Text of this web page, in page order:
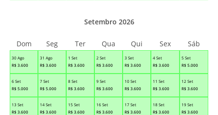
30 Ago
R$ 3.600
31 Ago
R$ 3.600
1 Set
R$ 3.600
2 Set
R$ 3.600
3 Set
R$ 3.600
4 Set
R$ 3.600
5 Set
R$ 5.000
6 Set
R$ 5.000
7 Set
R$ 5.000
8 Set
R$ 3.600
9 Set
R$ 3.600
10 Set
R$ 3.600
11 Set
R$ 3.600
12 Set
R$ 3.600
13 Set
R$ 3.600
14 Set
R$ 3.600
15 Set
R$ 3.600
16 Set
R$ 3.600
17 Set
R$ 3.600
18 Set
R$ 3.600
19 Set
R$ 3.600
Setembro 2026
Dom Seg Ter Qua Qui Sex Sáb